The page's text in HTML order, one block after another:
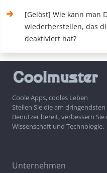
[Gelöst] Wie kann man
wiederherstellen, das
deaktiviert hat?
Coole Apps, cooles Leben
Stellen Sie die am
Benutzer bereit, verbessern
Wissenschaft und Technologie.
Unternehmen